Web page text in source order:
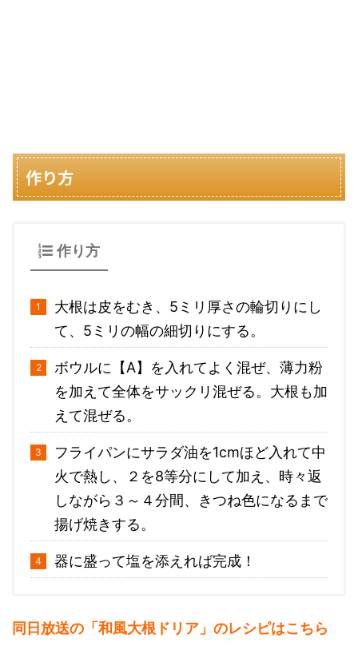
作り方
作り方
大根は皮をむき、5ミリ厚さの輪切りにし
て、5ミリの幅の細切りにする。
ボウルに【A】を入れてよく混ぜ、薄力粉
を加えて全体をサックリ混ぜる。大根も加
えて混ぜる。
フライパンにサラダ油を1cmほど入れて中
火で熱し、２を8等分にして加え、時々返
しながら３～４分間、きつね色になるまで
揚げ焼きする。
器に盛って塩を添えれば完成！
同日放送の「和風大根ドリア」のレシピはこちら